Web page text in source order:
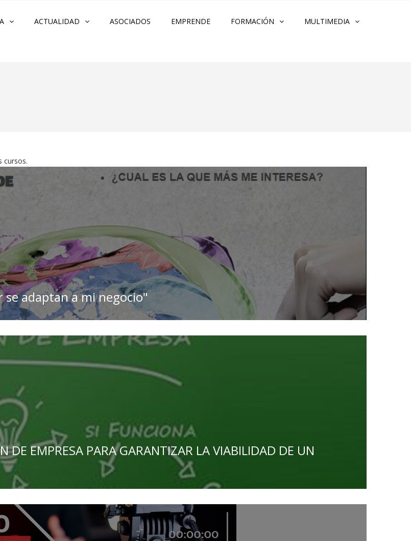
ACTUALIDAD ASOCIADOS EMPRENDE FORMACIÓN MULTIMEDIA
cursos.
se adaptan a mi negocio"
DE EMPRESA PARA GARANTIZAR LA VIABILIDAD DE UN